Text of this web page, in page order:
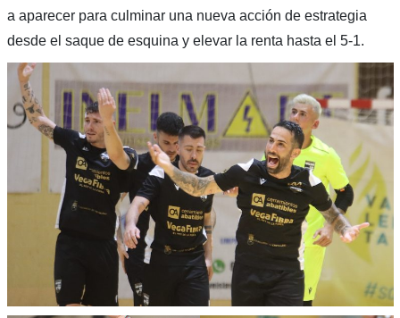
a aparecer para culminar una nueva acción de estrategia
desde el saque de esquina y elevar la renta hasta el 5-1.